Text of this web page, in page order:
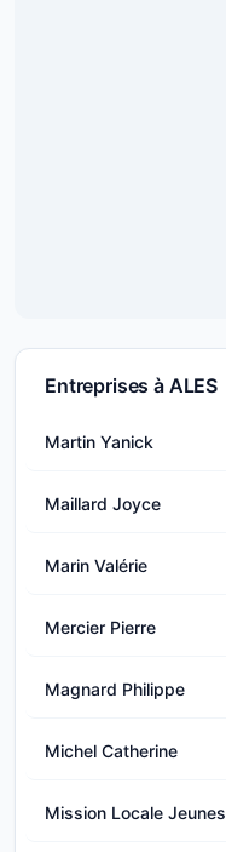
Entreprises à ALES
Martin Yanick
Maillard Joyce
Marin Valérie
Mercier Pierre
Magnard Philippe
Michel Catherine
Mission Locale Jeunes